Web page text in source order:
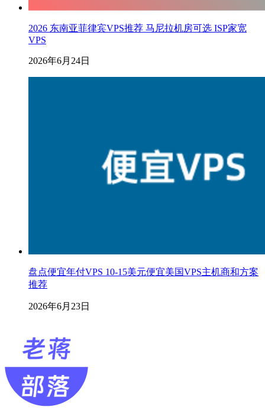
2026 东南亚菲律宾VPS推荐 马尼拉机房可选 ISP家宽
VPS
2026年6月24日
盘点便宜年付VPS 10-15美元便宜美国VPS主机商和方案
推荐
2026年6月23日